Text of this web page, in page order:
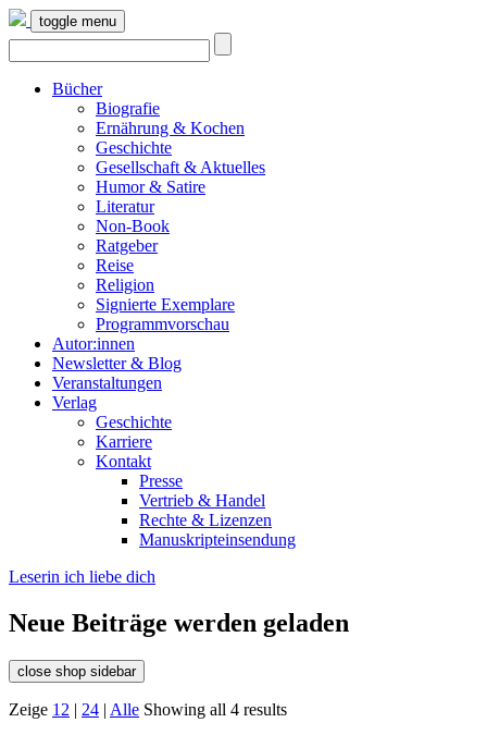
toggle menu
Bücher
Biografie
Ernährung & Kochen
Geschichte
Gesellschaft & Aktuelles
Humor & Satire
Literatur
Non-Book
Ratgeber
Reise
Religion
Signierte Exemplare
Programmvorschau
Autor:innen
Newsletter & Blog
Veranstaltungen
Verlag
Geschichte
Karriere
Kontakt
Presse
Vertrieb & Handel
Rechte & Lizenzen
Manuskripteinsendung
Leserin ich liebe dich
Neue Beiträge werden geladen
close shop sidebar
Zeige 12 | 24 | Alle Showing all 4 results